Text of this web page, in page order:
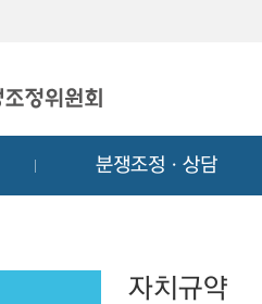
분쟁조정ㆍ상담
자치규약